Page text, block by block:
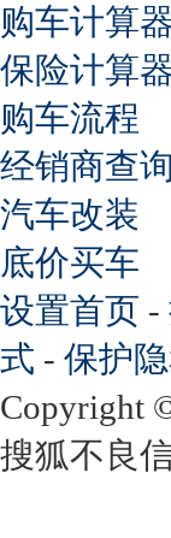
购车计算
保险计算
购车流程
经销商查询
汽车改装
底价买车
设置首页 -
式 - 保护
Copyright
搜狐不良